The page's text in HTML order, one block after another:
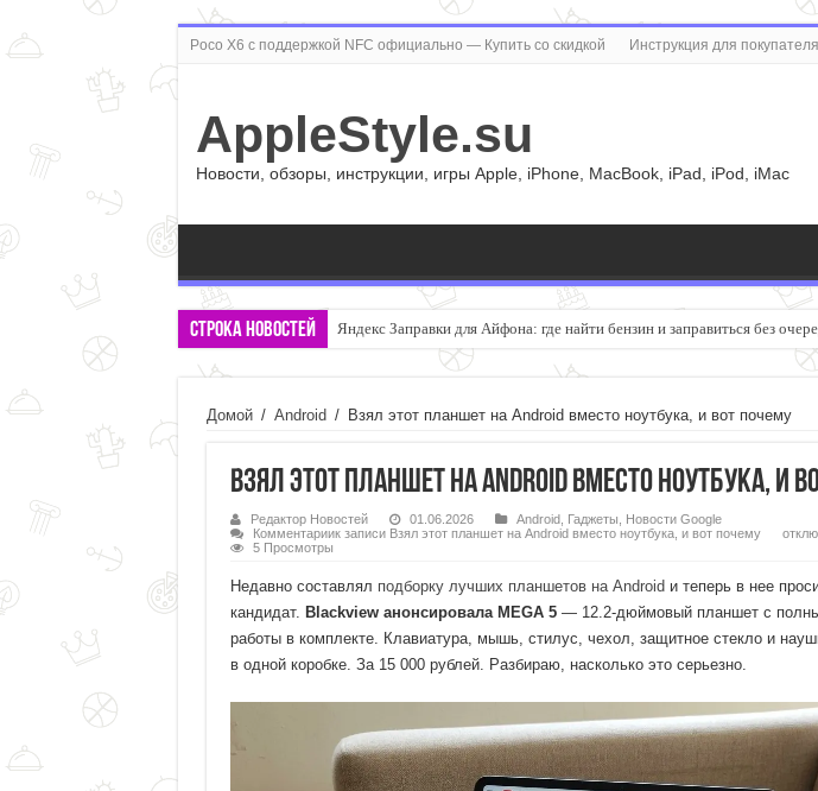
Poco X6 с поддержкой NFC официально — Купить со скидкой Инструкция для
AppleStyle.su
Новости, обзоры, инструкции, игры Apple, iPhone, MacBook, iPad, iPod, iMac
Строка новостей Яндекс Заправки для Айфона: где найти бензин и заправиться без
Правда ли, что смартфон с большим экраном садится быстрее
Домой / Android / Взял этот планшет на Android вместо ноутбука, и вот почему
Взял этот планшет на Android вместо ноутбука, и
Редактор Новостей 01.06.2026 Android, Гаджеты
Новости Google
Комментариик записи Взял этот планшет на Android вместо ноутбука, и вот почему
5 Просмотры
Недавно составлял подборку лучших планшетов на Android и теперь в нее
кандидат. Blackview анонсировала MEGA 5— 12.2-дюймовый планшет с
работы в комплекте. Клавиатура, мышь, стилус, чехол, защитное стекло и
в одной коробке. За 15 000 рублей. Разбираю, насколько это серьезно.